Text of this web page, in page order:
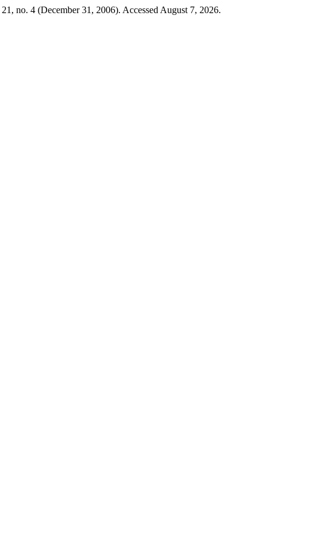
21, no. 4 (December 31, 2006). Accessed August 7, 2026.